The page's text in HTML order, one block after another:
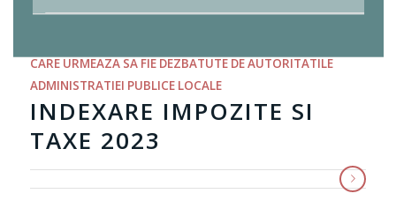
CARE URMEAZA SA FIE DEZBATUTE DE AUTORITATILE
ADMINISTRATIEI PUBLICE LOCALE
INDEXARE IMPOZITE SI
TAXE 2023